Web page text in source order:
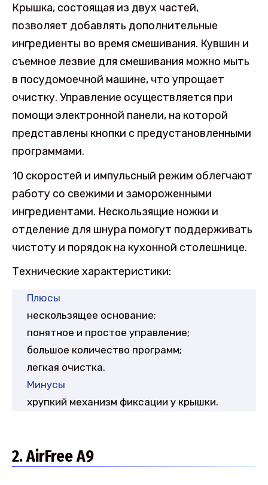
Крышка, состоящая из двух частей,
позволяет добавлять дополнительные
ингредиенты во время смешивания. Кувшин и
съемное лезвие для смешивания можно мыть
в посудомоечной машине, что упрощает
очистку. Управление осуществляется при
помощи электронной панели, на которой
представлены кнопки с предустановленными
программами.
10 скоростей и импульсный режим облегчают
работу со свежими и замороженными
ингредиентами. Нескользящие ножки и
отделение для шнура помогут поддерживать
чистоту и порядок на кухонной столешнице.
Технические характеристики:
Плюсы
нескользящее основание;
понятное и простое управление;
большое количество программ;
легкая очистка.
Минусы
хрупкий механизм фиксации у крышки.
2. AirFree A9